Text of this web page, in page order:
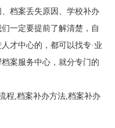
档案丢失原因、学校补办
一定要提前了解清楚，自
才中心的，都可以找专·业
案服务中心，就分专门的
程,档案补办方法,档案补办